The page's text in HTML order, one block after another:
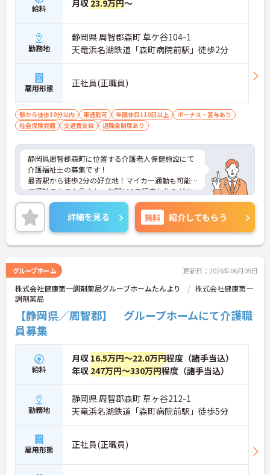
給料 月収 23.9万円～
勤務地
静岡県 周智郡森町 草ケ谷104-1
天竜浜名湖鉄道「森町病院前駅」徒歩2分
雇用形態 正社員(正職員)
駅から徒歩10分以内 車通勤可 年間休日110日以上
ボーナス・賞与あり
社会保険完備
交通費支給 退職金制度あり
静岡県周智郡森町に位置する介護老人保健施設にて
介護福祉士の募集です！
最寄駅から徒歩2分の好立地！マイカー通勤も可能
で通勤ラクラク◎また、年間110日程度お休みがあ
り、ご家庭やプライベートと両立できる環境です♪
ご興味のある方には、面接対策ポイントなど、さら
に詳細をご案内しますのでお気軽にご相談くださ
い！
詳細を見る 無料 紹介してもらう
グループホーム 更新日：2026年06月09日
株式会社健康第一調剤薬局グループホームたんより
株式会社健康第一
調剤薬局
【静岡県／周智郡】 グループホームにて介護職
員募集
給料
月収 16.5万円～22.0万円程度（諸手当込）
年収 247万円～330万円程度（諸手当込）
勤務地
静岡県 周智郡森町 草ヶ谷212-1
天竜浜名湖鉄道「森町病院前駅」徒歩5分
雇用形態 正社員(正職員)